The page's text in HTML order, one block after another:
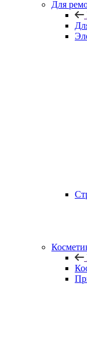
Для